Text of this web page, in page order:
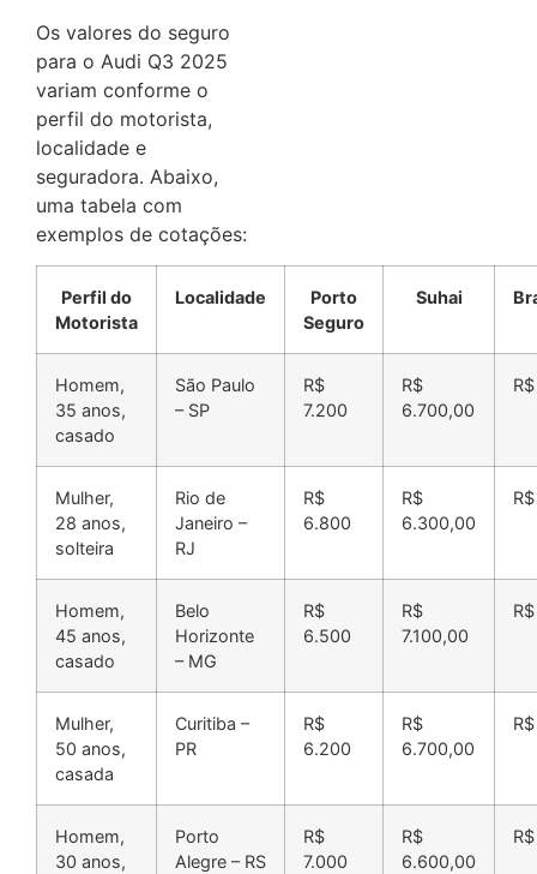
Os valores do seguro
para o Audi Q3 2025
variam conforme o
perfil do motorista,
localidade e
seguradora. Abaixo,
uma tabela com
exemplos de cotações:
Perfil do
Motorista
Localidade
Porto
Seguro
Suhai
Homem,
35 anos,
casado
São Paulo
– SP
R$
7.200
R$
6.700,00
Mulher,
28 anos,
solteira
Rio de
Janeiro –
RJ
R$
6.800
R$
6.300,00
Homem,
45 anos,
casado
Belo
Horizonte
– MG
R$
6.500
R$
7.100,00
Mulher,
50 anos,
casada
Curitiba –
PR
R$
6.200
R$
6.700,00
Homem,
30 anos,
Porto
Alegre – RS
R$
7.000
R$
6.600,00